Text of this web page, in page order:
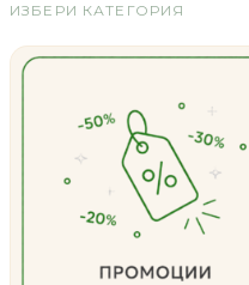
ИЗБЕРИ КАТЕГОРИЯ